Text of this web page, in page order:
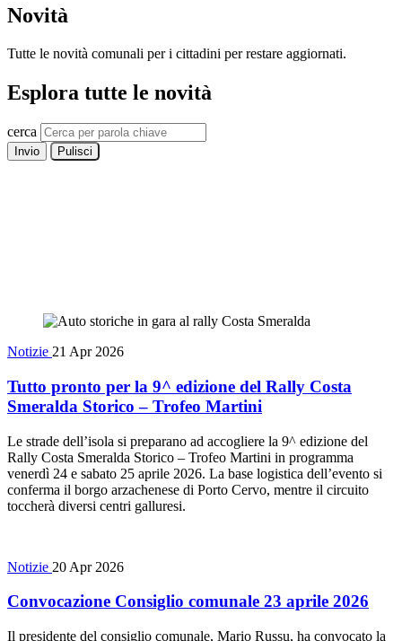
Novità
Tutte le novità comunali per i cittadini per restare aggiornati.
Esplora tutte le novità
cerca
Invio Pulisci
Notizie 21 Apr 2026
Tutto pronto per la 9^ edizione del Rally Costa
Smeralda Storico – Trofeo Martini
Le strade dell’isola si preparano ad accogliere la 9^ edizione del
Rally Costa Smeralda Storico – Trofeo Martini in programma
venerdì 24 e sabato 25 aprile 2026. La base logistica dell’evento si
conferma il borgo arzachenese di Porto Cervo, mentre il circuito
toccherà diversi centri galluresi.
Notizie 20 Apr 2026
Convocazione Consiglio comunale 23 aprile 2026
Il presidente del consiglio comunale, Mario Russu, ha convocato la